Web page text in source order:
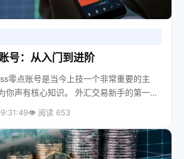
号：从入门到进阶
零点账号是当今上技一个非常重要的主
知识。 外汇交易新手的第一个
琳琅满目的...
👁️ 阅读 653